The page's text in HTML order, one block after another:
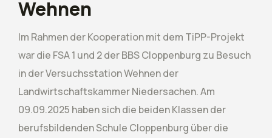
Wehnen
Im Rahmen der Kooperation mit dem TiPP-Projekt
war die FSA 1 und 2 der BBS Cloppenburg zu Besuch
in der Versuchsstation Wehnen der
Landwirtschaftskammer Niedersachen. Am
09.09.2025 haben sich die beiden Klassen der
berufsbildenden Schule Cloppenburg über die